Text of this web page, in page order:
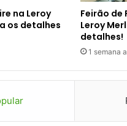
na Leroy
os detalhes
Feirão de
Leroy
detalhes!
1 semana